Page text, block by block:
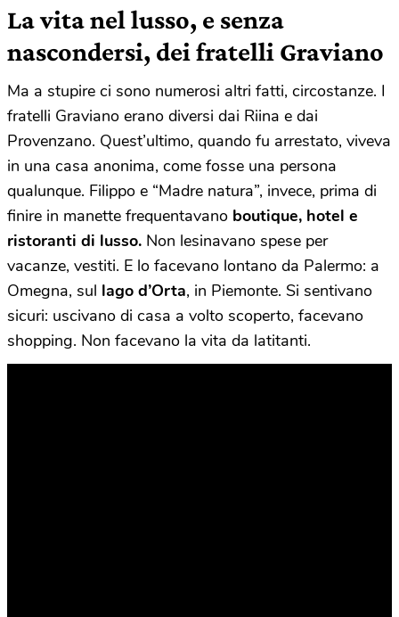
La vita nel lusso, e senza
nascondersi, dei fratelli Graviano
Ma a stupire ci sono numerosi altri fatti, circostanze. I
fratelli Graviano erano diversi dai Riina e dai
Provenzano. Quest’ultimo, quando fu arrestato, viveva
in una casa anonima, come fosse una persona
qualunque. Filippo e “Madre natura”, invece, prima di
finire in manette frequentavano boutique, hotel e
ristoranti di lusso. Non lesinavano spese per
vacanze, vestiti. E lo facevano lontano da Palermo: a
Omegna, sul lago d’Orta, in Piemonte. Si sentivano
sicuri: uscivano di casa a volto scoperto, facevano
shopping. Non facevano la vita da latitanti.